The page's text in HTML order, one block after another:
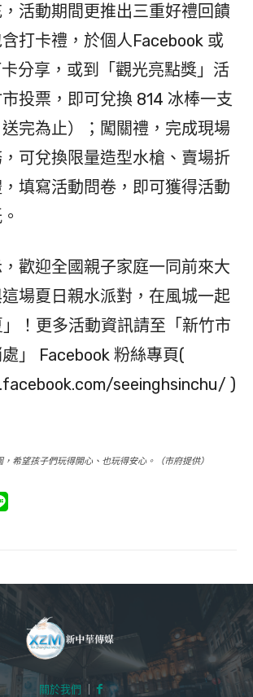
活動期間更推出三重好禮回饋
打卡禮，於個人Facebook 或
分享，或到「觀光亮點獎」活
投票，即可兌換 814 冰棒一支
送完為止）；闖關禮，完成現場
可兌換限量造型水槍、賣場折
填寫活動問卷，即可獲得活動
歡迎全國親子家庭一同前來大
場夏日親水派對，在風城一起
」！更多活動資訊請至「新竹市
」 Facebook 粉絲專頁(
seeinghsinchu/ )
希望孩子們玩得開心、也玩得安心。（市府提供）
關於我們 ｜